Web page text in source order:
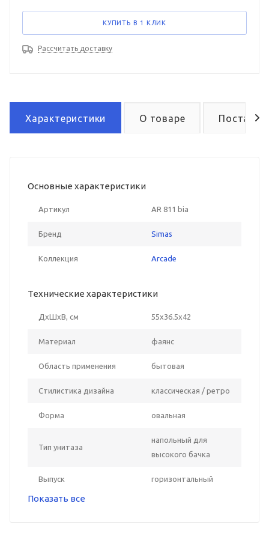
КУПИТЬ В 1 КЛИК
Рассчитать доставку
Характеристики О товаре Поставка
Основные характеристики
Артикул AR 811 bia
Бренд Simas
Коллекция Arcade
Технические характеристики
ДxШxВ, см 55x36.5x42
Материал фаянс
Область применения бытовая
Стилистика дизайна классическая / ретро
Форма овальная
Тип унитаза
напольный для
высокого бачка
Выпуск горизонтальный
Показать все